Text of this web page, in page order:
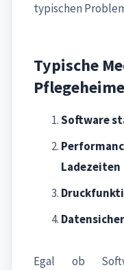
typischen
Typische
Pflegeheime
Software
Ladezeiten
Egal ob